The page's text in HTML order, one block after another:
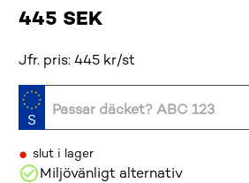
445 SEK
Jfr. pris: 445 kr/st
• slut i lager
Miljövänligt alternativ